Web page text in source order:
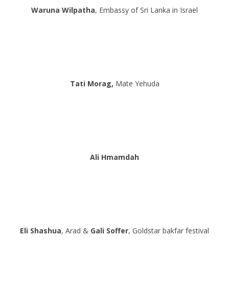
Waruna Wilpatha, Embassy of Sri Lanka in Israel
Tati Morag, Mate Yehuda
Ali Hmamdah
Eli Shashua, Arad & Gali Soffer, Goldstar bakfar festival